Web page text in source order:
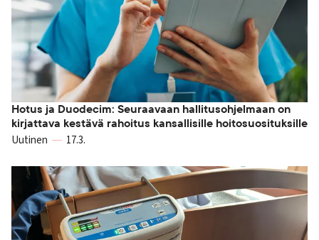
Hotus ja Duodecim: Seuraavaan hallitusohjelmaan on
kirjattava kestävä rahoitus kansallisille hoitosuosituksille
Uutinen 17.3.